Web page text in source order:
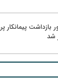
بازداشت
شد